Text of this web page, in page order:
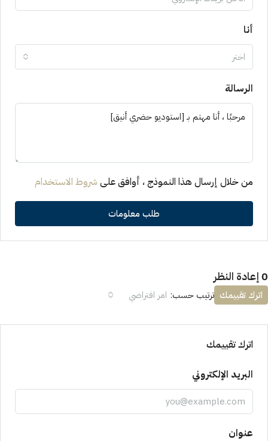
أنا
اختر
الرسالة
من خلال إرسال هذا النموذج ، أوافق على شروط الاستخدام
طلب معلومات
0 إعادة النظر
ترتيب حسب: امر افتراضي اترك تقييمك
اترك تقييمك
البريد الإلكتروني
عنوان